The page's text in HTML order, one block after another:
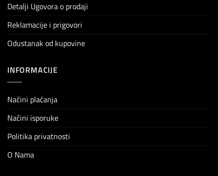
Detalji Ugovora o prodaji
Reklamacije i prigovori
Odustanak od kupovine
INFORMACIJE
Načini plaćanja
Načini isporuke
Politika privatnosti
O Nama